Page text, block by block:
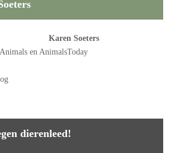
Karen Soeters
en AnimalsToday
dierenleed!